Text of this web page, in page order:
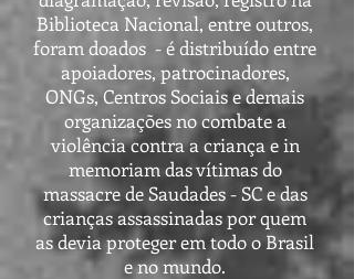
Biblioteca Nacional, entre outros,
foram doados - é distribuído entre
apoiadores, patrocinadores,
ONGs, Centros Sociais e demais
organizações no combate a
violência contra a criança e in
memoriam das vítimas do
massacre de Saudades - SC e das
crianças assassinadas por quem
as devia proteger em todo o Brasil
e no mundo.